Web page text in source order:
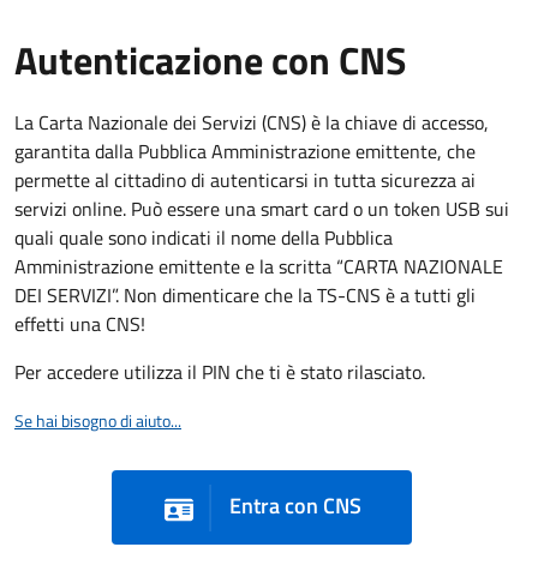
Autenticazione con CNS
La Carta Nazionale dei Servizi (CNS) è la chiave di accesso,
garantita dalla Pubblica Amministrazione emittente, che
permette al cittadino di autenticarsi in tutta sicurezza ai
servizi online. Può essere una smart card o un token USB sui
quali quale sono indicati il nome della Pubblica
Amministrazione emittente e la scritta “CARTA NAZIONALE
DEI SERVIZI”. Non dimenticare che la TS-CNS è a tutti gli
effetti una CNS!
Per accedere utilizza il PIN che ti è stato rilasciato.
Se hai bisogno di aiuto...
Entra con CNS